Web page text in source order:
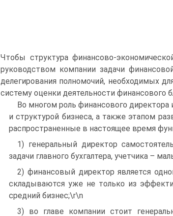
Чтобы структура финансово-
руководством компании задачи
делегирования полномочий, необходимых
систему оценки деятельности финансового
Во многом роль финансового
и структурой бизнеса, а также этапом
распространенные в настоящее время
1) генеральный директор
задачи главного бухгалтера, учетчика –
2) финансовый директор является
складываются уже не только из
средний бизнес;\r\n
3) во главе компании стоит